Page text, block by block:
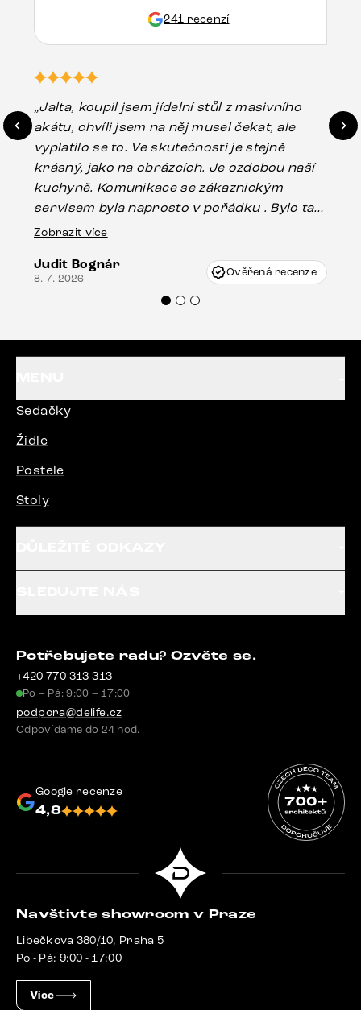
241 recenzí
„Jalta, koupil jsem jídelní stůl z masivního
akátu, chvíli jsem na něj musel čekat, ale
vyplatilo se to. Ve skutečnosti je stejně
krásný, jako na obrázcích. Je ozdobou naší
kuchyně. Komunikace se zákaznickým
servisem byla naprosto v pořádku . Bylo tam
drobné poškození u nohy stolu, které mohlo
Vincze mi velmi korektně vyšli vstříc.
Doporučuji produkty Delife všem.“
Zobrazit více
Judit Bognár
8. 7. 2026 Ověřená recenze
Sedačky
Židle
Postele
Stoly
Potřebujete radu? Ozvěte se.
+420 770 313 313
Po – Pá: 9:00 – 17:00
podpora@delife.cz
Odpovídáme do 24 hod.
Google recenze
4,8
Navštivte showroom v Praze
Libečkova 380/10, Praha 5
Po - Pá: 9:00 - 17:00
Více